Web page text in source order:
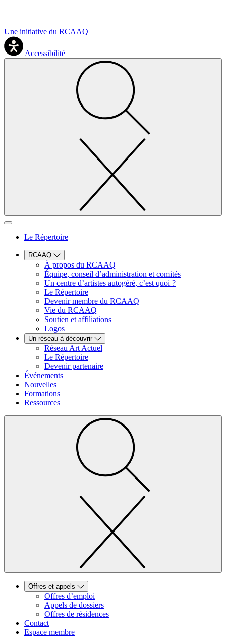
Une initiative du RCAAQ
Accessibilité
Le Répertoire
RCAAQ
À propos du RCAAQ
Équipe, conseil d’administration et comités
Un centre d’artistes autogéré, c’est quoi ?
Le Répertoire
Devenir membre du RCAAQ
Vie du RCAAQ
Soutien et affiliations
Logos
Un réseau à découvrir
Réseau Art Actuel
Le Répertoire
Devenir partenaire
Événements
Nouvelles
Formations
Ressources
Offres et appels
Offres d’emploi
Appels de dossiers
Offres de résidences
Contact
Espace membre